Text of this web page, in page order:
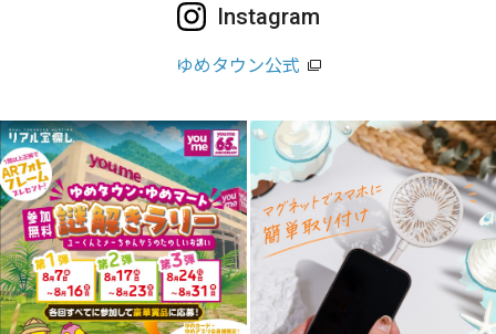
Instagram
ゆめタウン公式